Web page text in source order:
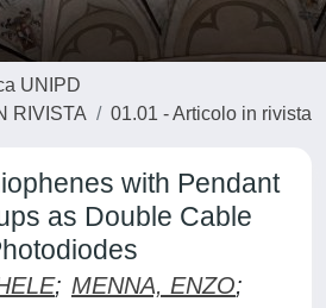
UNIPD
RIVISTA
01.01 - Articolo in rivista
with Pendant
as Double Cable
; MENNA, ENZO;